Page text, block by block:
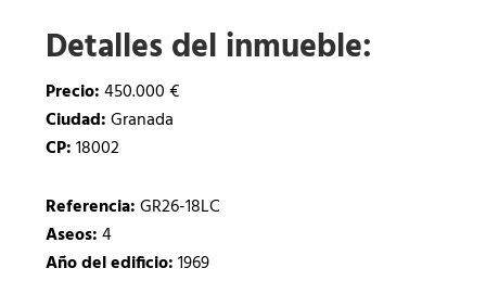
Detalles del inmueble:
Precio:450.000 €
Ciudad:Granada
CP:18002
Referencia:GR26-18LC
Aseos:4
Año del edificio:1969